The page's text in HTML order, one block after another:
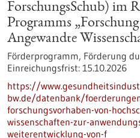
ForschungsSchub) im
Programms
Angewandte
Förderprogramm, Förderung
Einreichungsfrist: 15.10.2026
https://
bw.de/datenbank/
forschungsvorhaben-von-
wissenschaften-zur-
weiterentwicklung-von-f